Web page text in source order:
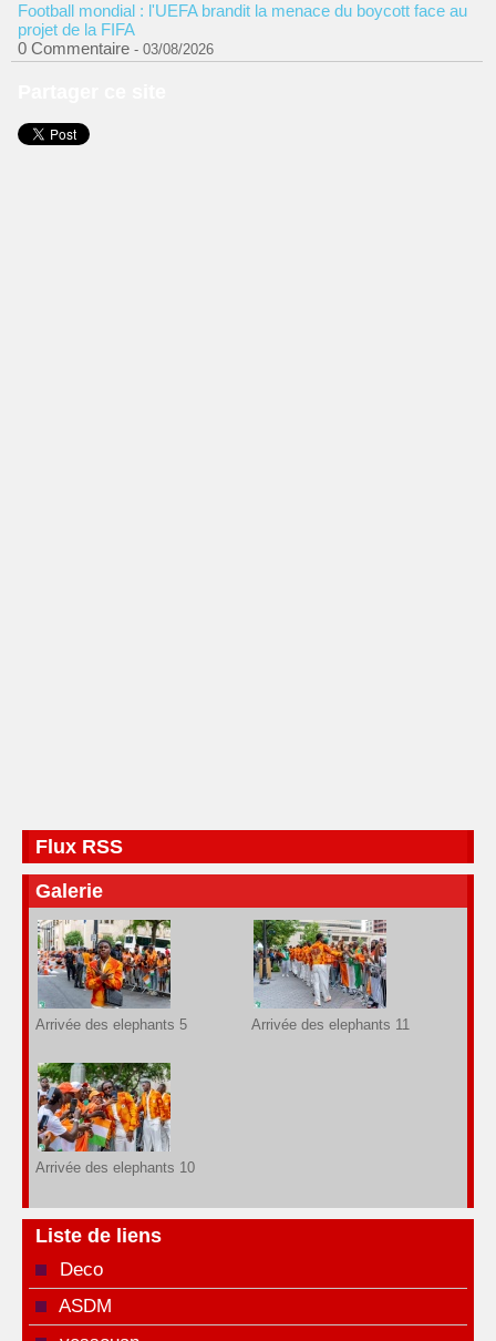
Football mondial : l'UEFA brandit la menace du boycott face au
projet de la FIFA
0 Commentaire - 03/08/2026
Flux RSS
Galerie
Arrivée des elephants 5 Arrivée des elephants 11
Arrivée des elephants 10
Liste de liens
Deco
ASDM